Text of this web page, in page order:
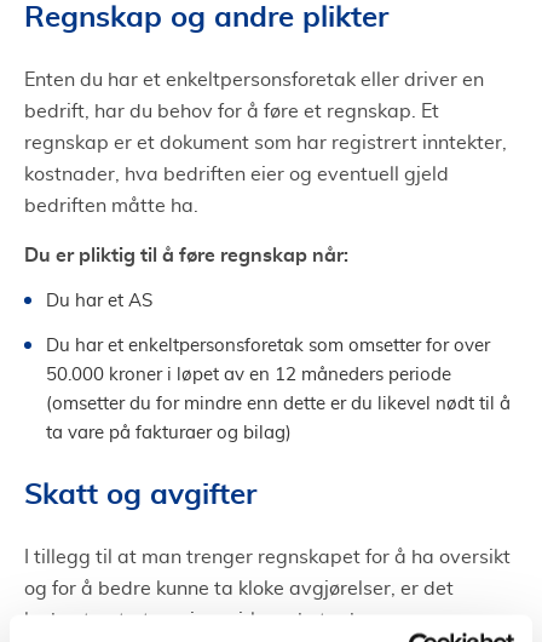
Regnskap og andre plikter
Enten du har et enkeltpersonsforetak eller driver en
bedrift, har du behov for å føre et regnskap. Et
regnskap er et dokument som har registrert inntekter,
kostnader, hva bedriften eier og eventuell gjeld
bedriften måtte ha.
Du er pliktig til å føre regnskap når:
Du har et AS
Du har et enkeltpersonsforetak som omsetter for over
50.000 kroner i løpet av en 12 måneders periode
(omsetter du for mindre enn dette er du likevel nødt til å
ta vare på fakturaer og bilag)
Skatt og avgifter
I tillegg til at man trenger regnskapet for å ha oversikt
og for å bedre kunne ta kloke avgjørelser, er det
lovbestemt at næringsvirksomheter har